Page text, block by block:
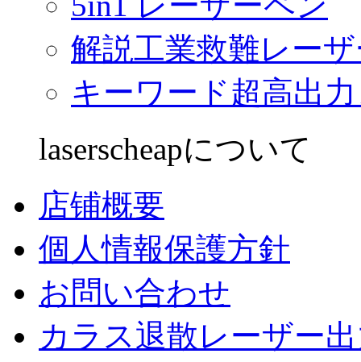
解説工業救難レー
キーワード超高出
laserscheapについて
店铺概要
個人情報保護方針
お問い合わせ
カラス退散レーザー